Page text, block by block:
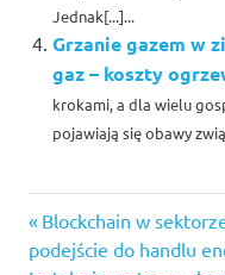
Jednak[...]...
Grzanie gazem w
gaz – koszty
krokami, a dla wielu
pojawiają się obawy
Nawigacja
Previous
Post:
Blockchain w
podejście do handlu